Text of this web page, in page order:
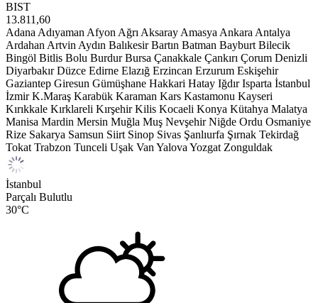
BIST
13.811,60
Adana Adıyaman Afyon Ağrı Aksaray Amasya Ankara Antalya
Ardahan Artvin Aydın Balıkesir Bartın Batman Bayburt Bilecik
Bingöl Bitlis Bolu Burdur Bursa Çanakkale Çankırı Çorum Denizli
Diyarbakır Düzce Edirne Elazığ Erzincan Erzurum Eskişehir
Gaziantep Giresun Gümüşhane Hakkari Hatay Iğdır Isparta İstanbul
İzmir K.Maraş Karabük Karaman Kars Kastamonu Kayseri
Kırıkkale Kırklareli Kırşehir Kilis Kocaeli Konya Kütahya Malatya
Manisa Mardin Mersin Muğla Muş Nevşehir Niğde Ordu Osmaniye
Rize Sakarya Samsun Siirt Sinop Sivas Şanlıurfa Şırnak Tekirdağ
Tokat Trabzon Tunceli Uşak Van Yalova Yozgat Zonguldak
İstanbul
Parçalı Bulutlu
30°C